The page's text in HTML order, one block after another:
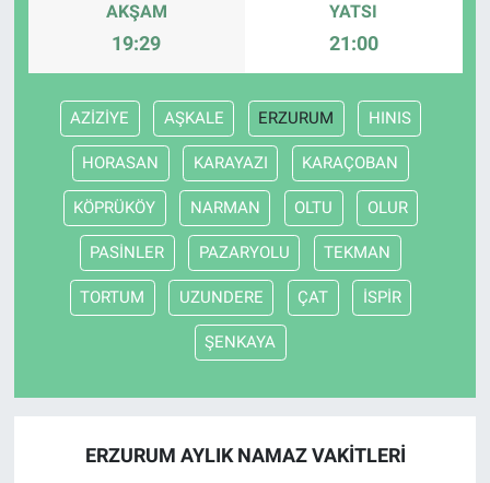
AKŞAM
19:29
YATSI
21:00
AZİZİYE AŞKALE ERZURUM HINIS
HORASAN KARAYAZI KARAÇOBAN
KÖPRÜKÖY NARMAN OLTU OLUR
PASİNLER PAZARYOLU TEKMAN
TORTUM UZUNDERE ÇAT İSPİR
ŞENKAYA
ERZURUM AYLIK NAMAZ VAKITLERI